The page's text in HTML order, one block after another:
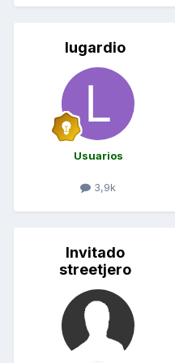
lugardio
Usuarios
3,9k
Invitado
streetjero